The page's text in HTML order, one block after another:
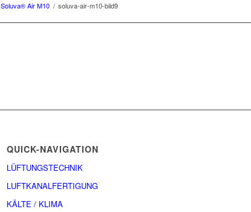
Soluva® Air M10 / soluva-air-m10-bild9
QUICK-NAVIGATION
LÜFTUNGSTECHNIK
LUFTKANALFERTIGUNG
KÄLTE / KLIMA